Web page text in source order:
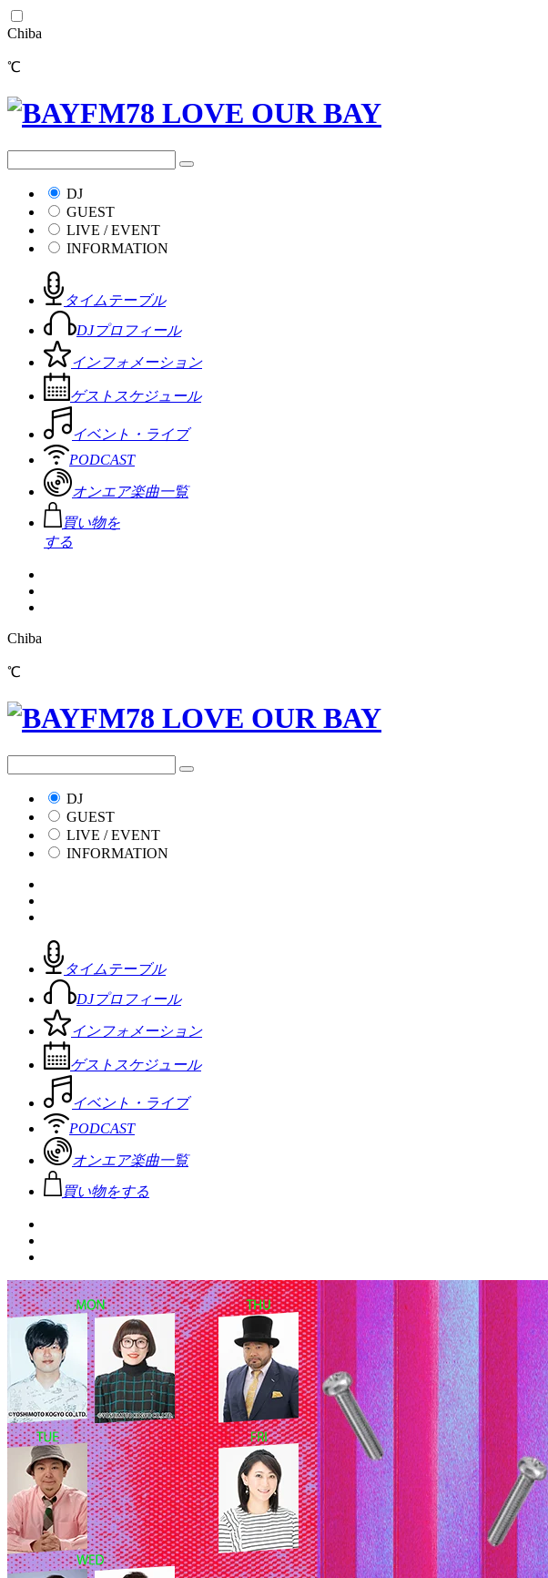
Chiba
℃
DJ
GUEST
LIVE / EVENT
INFORMATION
タイムテーブル
DJプロフィール
インフォメーション
ゲストスケジュール
イベント・ライブ
PODCAST
オンエア楽曲一覧
買い物を
する
Chiba
℃
DJ
GUEST
LIVE / EVENT
INFORMATION
タイムテーブル
DJプロフィール
インフォメーション
ゲストスケジュール
イベント・ライブ
PODCAST
オンエア楽曲一覧
買い物をする